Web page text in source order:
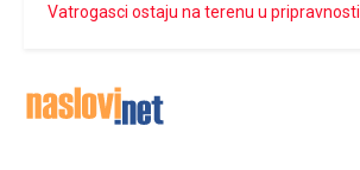
Vatrogasci ostaju na terenu u pripravnosti